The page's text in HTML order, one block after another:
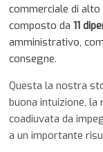
commerciale di
composto da11
amministrativo,
consegne.
Questa la nostra
buona intuizione, la
coadiuvata da
a un importante